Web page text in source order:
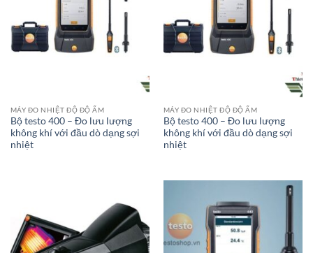
MÁY ĐO NHIỆT ĐỘ ĐỘ ẨM
Bộ testo 400 – Đo lưu lượng
không khí với đầu dò dạng sợi
nhiệt
MÁY ĐO NHIỆT ĐỘ ĐỘ ẨM
Bộ testo 400 – Đo lưu lượng
không khí với đầu dò dạng sợi
nhiệt